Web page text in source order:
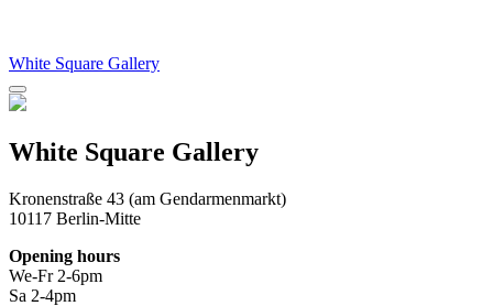
White Square Gallery
White Square Gallery
Kronenstraße 43 (am Gendarmenmarkt)
10117 Berlin-Mitte
Opening hours
We-Fr 2-6pm
Sa 2-4pm